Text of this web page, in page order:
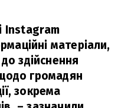
Instagram
матеріали,
здійснення
громадян
зокрема